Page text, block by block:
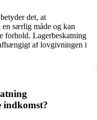
det, at
en særlig måde og kan
forhold. Lagerbeskatning
af lovgivningen i
indkomst?